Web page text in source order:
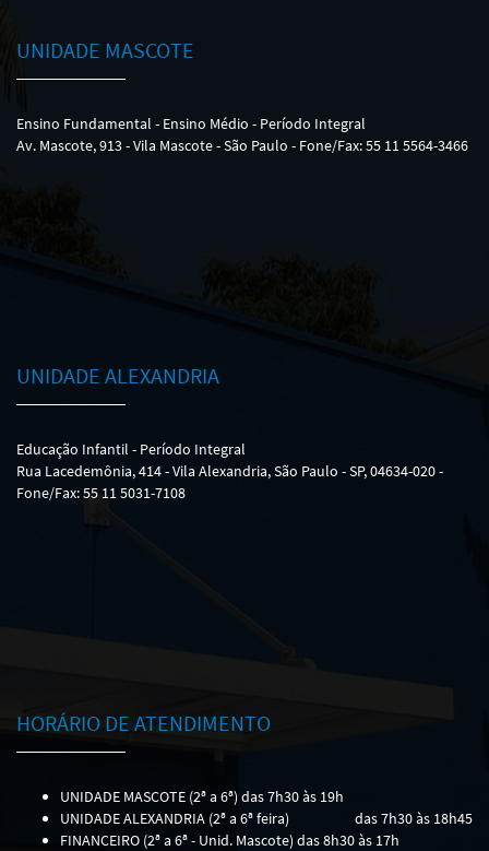
UNIDADE MASCOTE
Ensino Fundamental - Ensino Médio - Período Integral
Av. Mascote, 913 - Vila Mascote - São Paulo - Fone/Fax: 55 11 5564-3466
UNIDADE ALEXANDRIA
Educação Infantil - Período Integral
Rua Lacedemônia, 414 - Vila Alexandria, São Paulo - SP, 04634-020 -
Fone/Fax: 55 11 5031-7108
HORÁRIO DE ATENDIMENTO
UNIDADE MASCOTE (2ª a 6ª) das 7h30 às 19h
UNIDADE ALEXANDRIA (2ª a 6ª feira)
das 7h30 às 18h45
FINANCEIRO (2ª a 6ª - Unid. Mascote) das 8h30 às 17h